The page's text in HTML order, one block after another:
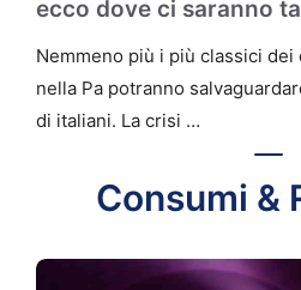
ecco dove ci saranno
Nemmeno più i più classici
nella Pa potranno
di italiani. La crisi …
Consumi &